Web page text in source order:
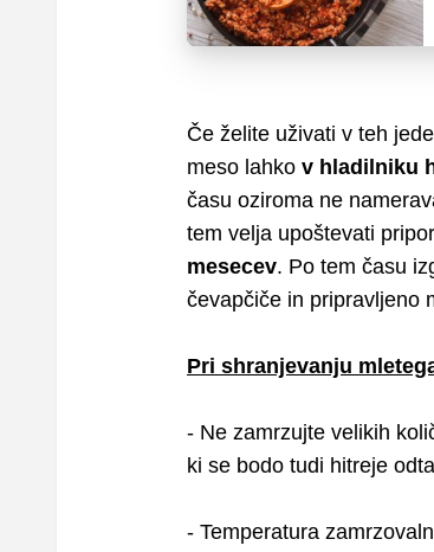
Če želite uživati v teh
meso lahko v hladilniku
času oziroma ne
tem velja upoštevati
mesecev. Po tem času
čevapčiče in pripravljeno
Pri shranjevanju
- Ne zamrzujte velikih
ki se bodo tudi hitreje
- Temperatura